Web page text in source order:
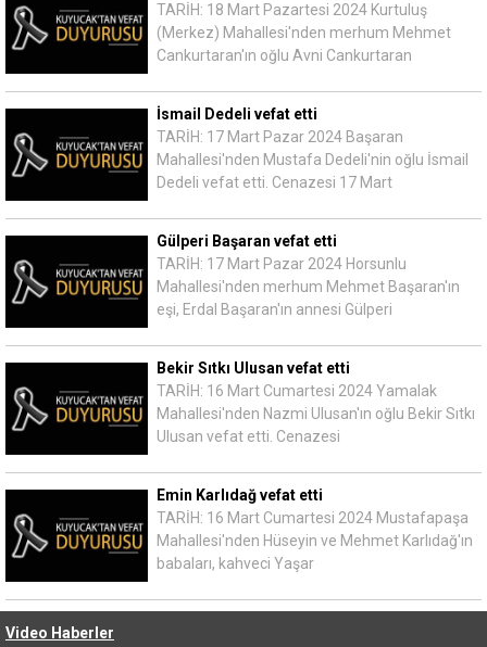
TARİH: 18 Mart Pazartesi 2024 Kurtuluş
(Merkez) Mahallesi'nden merhum Mehmet
Cankurtaran'ın oğlu Avni Cankurtaran
İsmail Dedeli vefat etti
TARİH: 17 Mart Pazar 2024 Başaran
Mahallesi'nden Mustafa Dedeli'nin oğlu İsmail
Dedeli vefat etti. Cenazesi 17 Mart
Gülperi Başaran vefat etti
TARİH: 17 Mart Pazar 2024 Horsunlu
Mahallesi'nden merhum Mehmet Başaran'ın
eşi, Erdal Başaran'ın annesi Gülperi
Bekir Sıtkı Ulusan vefat etti
TARİH: 16 Mart Cumartesi 2024 Yamalak
Mahallesi'nden Nazmi Ulusan'ın oğlu Bekir Sıtkı
Ulusan vefat etti. Cenazesi
Emin Karlıdağ vefat etti
TARİH: 16 Mart Cumartesi 2024 Mustafapaşa
Mahallesi'nden Hüseyin ve Mehmet Karlıdağ'ın
babaları, kahveci Yaşar
Video Haberler